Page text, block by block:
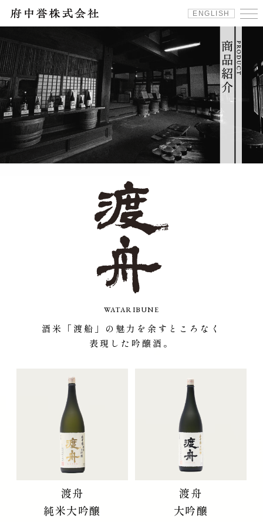
ENGLISH
WATARIBUNE
酒米「渡船」の魅力を余すところなく
表現した吟醸酒。
渡舟
純米大吟醸
渡舟
大吟醸